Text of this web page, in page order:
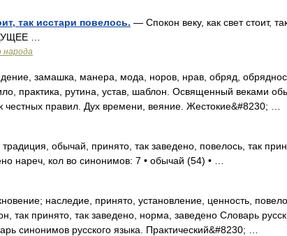
так исстари повелось. — Спокон веку, как свет стоит,
…
народа
замашка, манера, мода, норов, нрав, обряд,
практика, рутина, устав, шаблон. Освященный веками
честных правил. Дух времени, веяние. Жестокие&#8230; …
обычай, принято, так заведено, повелось, так
нареч, кол во синонимов: 7 • обычай (54) • …
наследие, принято, установление, ценность,
так принято, так заведено, норма, заведено Словарь
синонимов русского языка. Практический&#8230; …